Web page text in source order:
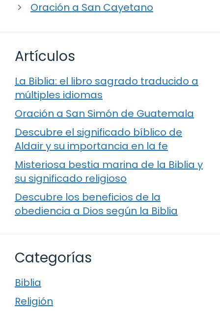
Oración a San Cayetano
Artículos
La Biblia: el libro sagrado traducido a
múltiples idiomas
Oración a San Simón de Guatemala
Descubre el significado bíblico de
Aldair y su importancia en la fe
Misteriosa bestia marina de la Biblia y
su significado religioso
Descubre los beneficios de la
obediencia a Dios según la Biblia
Categorías
Biblia
Religión